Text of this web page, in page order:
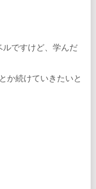
ですけど、学んだ
か続けていきたいと